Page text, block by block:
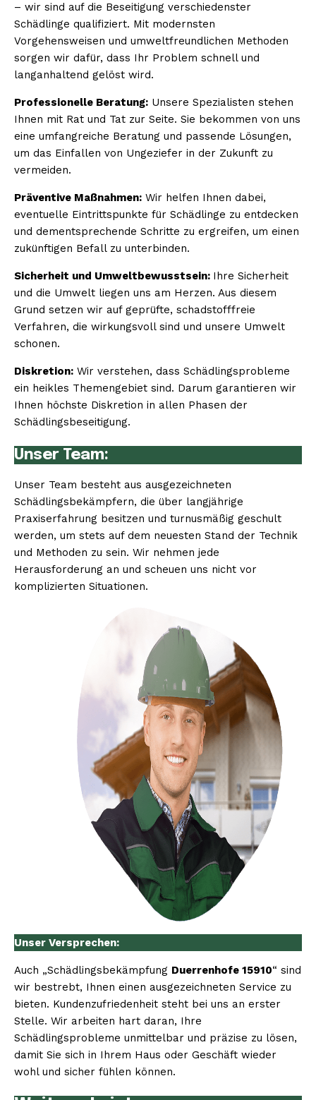
– wir sind auf die Beseitigung verschiedenster
Schädlinge qualifiziert. Mit modernsten
Vorgehensweisen und umweltfreundlichen Methoden
sorgen wir dafür, dass Ihr Problem schnell und
langanhaltend gelöst wird.
Professionelle Beratung: Unsere Spezialisten stehen
Ihnen mit Rat und Tat zur Seite. Sie bekommen von uns
eine umfangreiche Beratung und passende Lösungen,
um das Einfallen von Ungeziefer in der Zukunft zu
vermeiden.
Präventive Maßnahmen: Wir helfen Ihnen dabei,
eventuelle Eintrittspunkte für Schädlinge zu entdecken
und dementsprechende Schritte zu ergreifen, um einen
zukünftigen Befall zu unterbinden.
Sicherheit und Umweltbewusstsein: Ihre Sicherheit
und die Umwelt liegen uns am Herzen. Aus diesem
Grund setzen wir auf geprüfte, schadstofffreie
Verfahren, die wirkungsvoll sind und unsere Umwelt
schonen.
Diskretion: Wir verstehen, dass Schädlingsprobleme
ein heikles Themengebiet sind. Darum garantieren wir
Ihnen höchste Diskretion in allen Phasen der
Schädlingsbeseitigung.
Unser Team:
Unser Team besteht aus ausgezeichneten
Schädlingsbekämpfern, die über langjährige
Praxiserfahrung besitzen und turnusmäßig geschult
werden, um stets auf dem neuesten Stand der Technik
und Methoden zu sein. Wir nehmen jede
Herausforderung an und scheuen uns nicht vor
komplizierten Situationen.
Unser Versprechen:
Auch „Schädlingsbekämpfung Duerrenhofe 15910“ sind
wir bestrebt, Ihnen einen ausgezeichneten Service zu
bieten. Kundenzufriedenheit steht bei uns an erster
Stelle. Wir arbeiten hart daran, Ihre
Schädlingsprobleme unmittelbar und präzise zu lösen,
damit Sie sich in Ihrem Haus oder Geschäft wieder
wohl und sicher fühlen können.